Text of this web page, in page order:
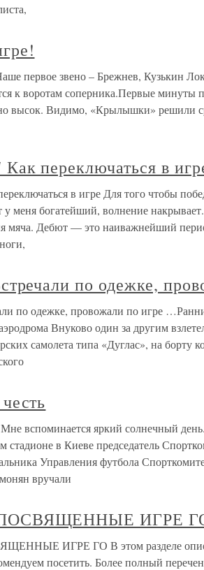
первое звено – Брежнев, Кузькин
к воротам соперника.Первые минуты
высок. Видимо, «Крылышки» решили
переключаться в
в игре Для того чтобы
меня богатейший, волнение
мяча. Дебют — это наиважнейший
по одежке,
по одежке, провожали по игре
Внуково один за другим
самолета типа «Дуглас», на борту
вспоминается яркий солнечный
стадионе в Киеве председатель
Управления футбола
вручали
ИГРЕ
ИГРЕ ГО В этом разделе
посетить. Более полный